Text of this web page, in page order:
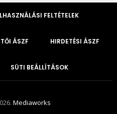
FELTÉTELEK
ÁSZF HIRDETÉSI ÁSZF
SÜTI BEÁLLÍTÁSOK
Mediaworks